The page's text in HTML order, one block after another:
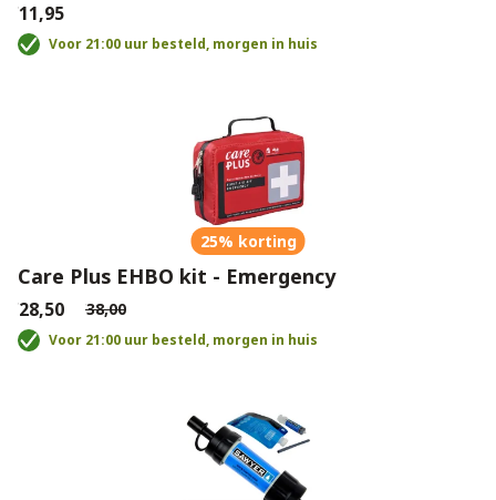
€11,95
Voor 21:00 uur besteld, morgen in huis
25% korting
Care Plus EHBO kit - Emergency
€28,50 €38,00
Voor 21:00 uur besteld, morgen in huis